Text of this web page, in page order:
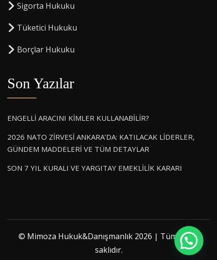
Sigorta Hukuku
⁠Tüketici Hukuku
⁠Borçlar Hukuku
Son Yazılar
ENGELLİ ARACINI KİMLER KULLANABİLİR?
2026 NATO ZİRVESİ ANKARA’DA: KATILACAK LİDERLER,
GÜNDEM MADDELERİ VE TÜM DETAYLAR
SON 7 YIL KURALI VE YARGITAY EMEKLİLİK KARARI
© Mimoza Hukuk&Danışmanlık 2026 | Tüm hakkı
saklıdır.